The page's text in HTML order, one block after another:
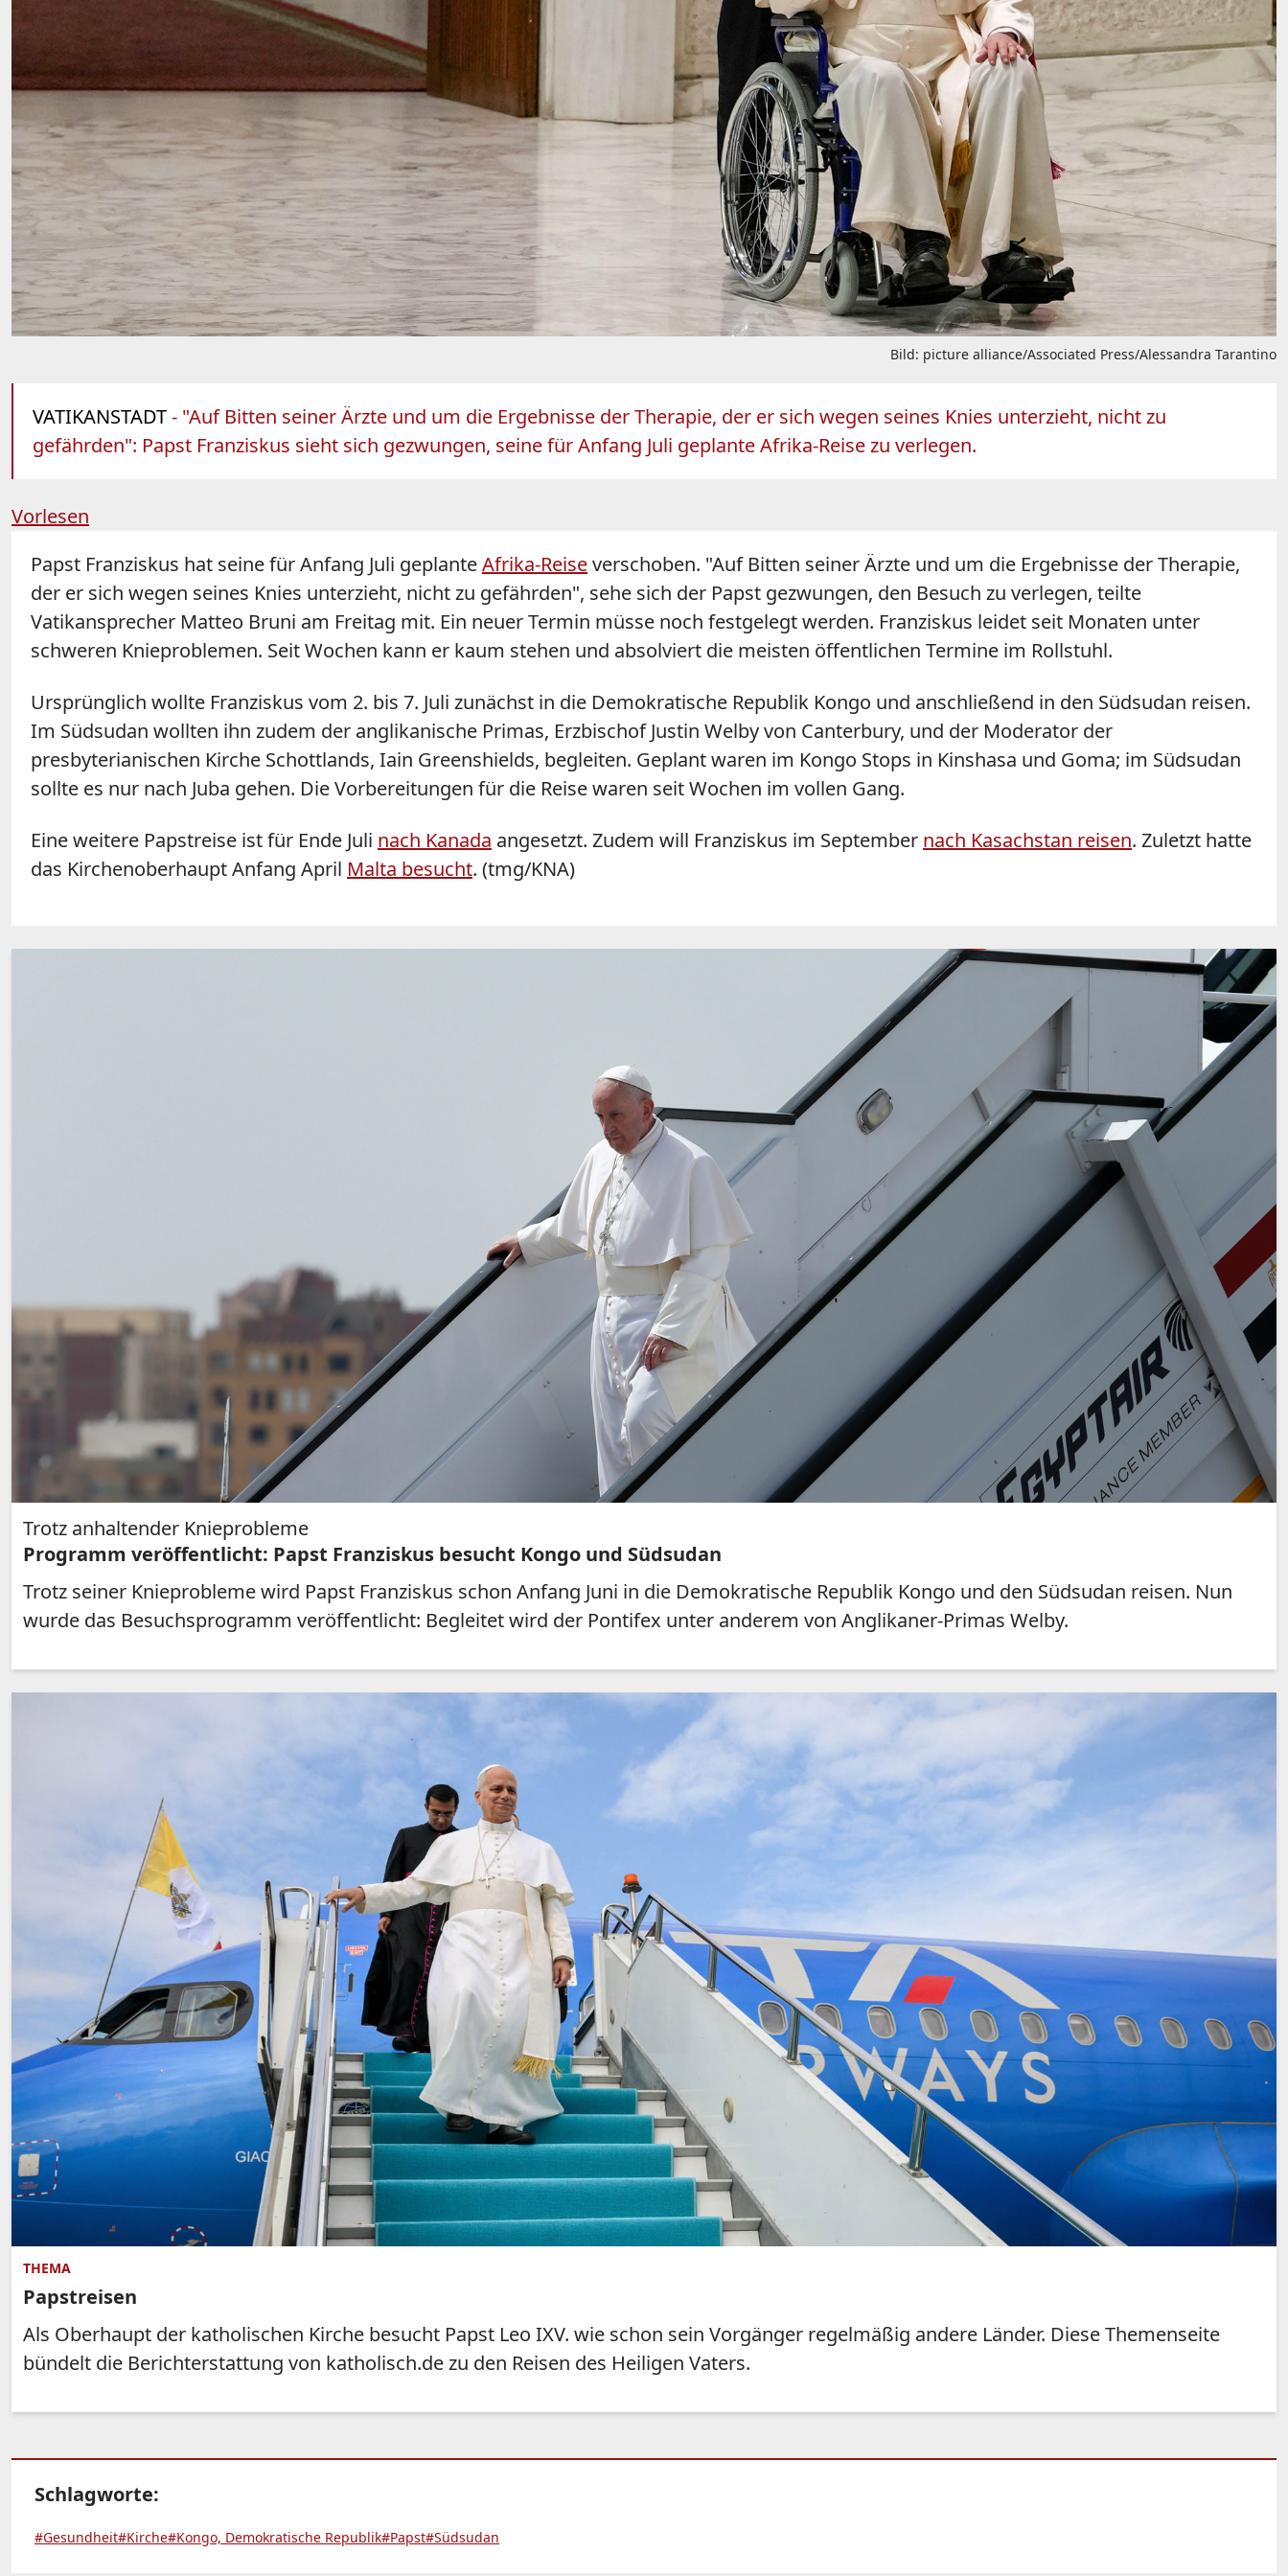
Bild: picture alliance/Associated Press/Alessandra Tarantino
VATIKANSTADT- "Auf Bitten seiner Ärzte und um die Ergebnisse der Therapie, der er sich wegen seines Knies unterzieht, nicht zu
gefährden": Papst Franziskus sieht sich gezwungen, seine für Anfang Juli geplante Afrika-Reise zu verlegen.
Vorlesen
Papst Franziskus hat seine für Anfang Juli geplanteAfrika-Reiseverschoben. "Auf Bitten seiner Ärzte und um die Ergebnisse der Therapie,
der er sich wegen seines Knies unterzieht, nicht zu gefährden", sehe sich der Papst gezwungen, den Besuch zu verlegen, teilte
Vatikansprecher Matteo Bruni am Freitag mit. Ein neuer Termin müsse noch festgelegt werden. Franziskus leidet seit Monaten unter
schweren Knieproblemen. Seit Wochen kann er kaum stehen und absolviert die meisten öffentlichen Termine im Rollstuhl.
Ursprünglich wollte Franziskus vom 2. bis 7. Juli zunächst in die Demokratische Republik Kongo und anschließend in den Südsudan reisen.
Im Südsudan wollten ihn zudem der anglikanische Primas, Erzbischof Justin Welby von Canterbury, und der Moderator der
presbyterianischen Kirche Schottlands, Iain Greenshields, begleiten. Geplant waren im Kongo Stops in Kinshasa und Goma; im Südsudan
sollte es nur nach Juba gehen. Die Vorbereitungen für die Reise waren seit Wochen im vollen Gang.
Eine weitere Papstreise ist für Ende Juli nach Kanada angesetzt. Zudem will Franziskus im September nach Kasachstan reisen. Zuletzt hatte
das Kirchenoberhaupt Anfang April Malta besucht. (tmg/KNA)
Trotz anhaltender Knieprobleme
Programm veröffentlicht: Papst Franziskus besucht Kongo und Südsudan
Trotz seiner Knieprobleme wird Papst Franziskus schon Anfang Juni in die Demokratische Republik Kongo und den Südsudan reisen. Nun
wurde das Besuchsprogramm veröffentlicht: Begleitet wird der Pontifex unter anderem von Anglikaner-Primas Welby.
THEMA
Papstreisen
Als Oberhaupt der katholischen Kirche besucht Papst Leo IXV. wie schon sein Vorgänger regelmäßig andere Länder. Diese Themenseite
bündelt die Berichterstattung von katholisch.de zu den Reisen des Heiligen Vaters.
Schlagworte:
#Gesundheit#Kirche#Kongo, Demokratische Republik#Papst#Südsudan